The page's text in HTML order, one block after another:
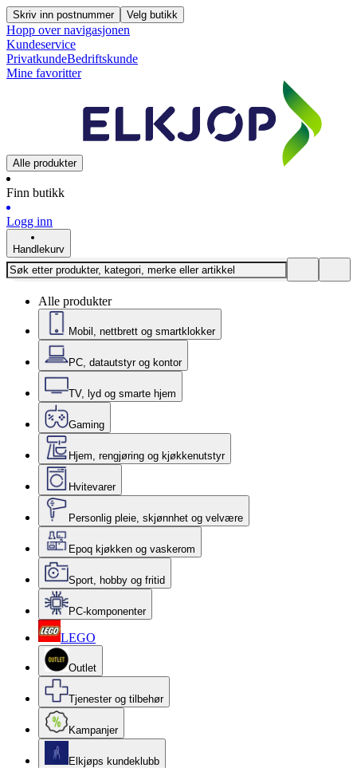
Skriv inn postnummer Velg butikk
Hopp over navigasjonen
Kundeservice
PrivatkundeBedriftskunde
Mine favoritter
Alle produkter
Finn butikk
Logg inn
Handlekurv
Alle produkter
Mobil, nettbrett og smartklokker
PC, datautstyr og kontor
TV, lyd og smarte hjem
Gaming
Hjem, rengjøring og kjøkkenutstyr
Hvitevarer
Personlig pleie, skjønnhet og velvære
Epoq kjøkken og vaskerom
Sport, hobby og fritid
PC-komponenter
LEGO
Outlet
Tjenester og tilbehør
Kampanjer
Elkjøps kundeklubb